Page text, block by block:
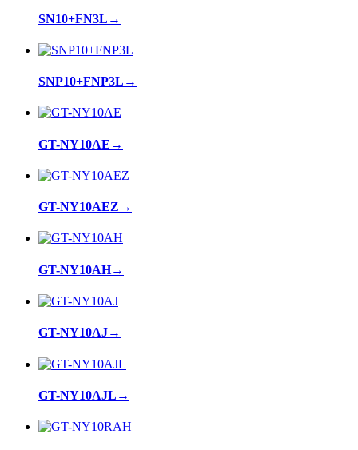
SN10+FN3L →
SNP10+FNP3L →
GT-NY10AE →
GT-NY10AEZ →
GT-NY10AH→
GT-NY10AJ→
GT-NY10AJL →